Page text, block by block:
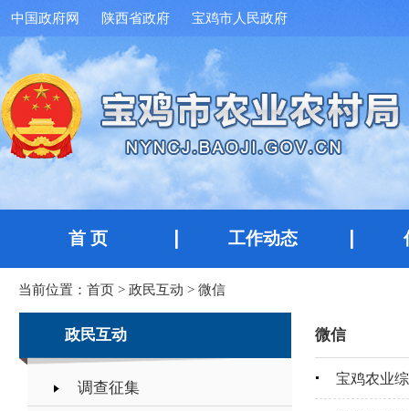
中国政府网 陕西省政府 宝鸡市人民政府
首 页 工作动态
当前位置： 首页 > 政民互动 > 微信
政民互动
调查征集
微信
宝鸡农业